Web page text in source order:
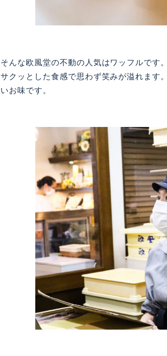
そんな欧風堂の不動の人気はワッフルです
サクッとした食感で思わず笑みが溢れます
いお味です。